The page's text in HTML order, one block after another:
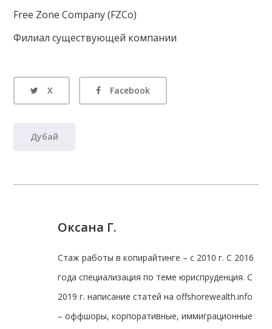
Free Zone Company (FZCo)
Филиал существующей компании
X Facebook
Дубай
Оксана Г.
Стаж работы в копирайтинге – с 2010 г. С 2016
года специализация по теме юриспруденция. С
2019 г. написание статей на offshorewealth.info
– оффшоры, корпоративные, иммиграционные